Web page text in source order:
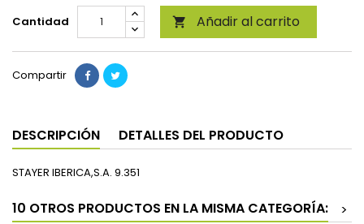
Cantidad  Añadir al carrito
Compartir
DESCRIPCIÓN DETALLES DEL PRODUCTO
STAYER IBERICA,S.A. 9.351
10 OTROS PRODUCTOS EN LA MISMA CATEGORÍA:
>